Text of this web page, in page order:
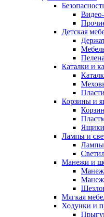
Детская
Каталки и
Корзины и
Ящики
Лампы и
Лампы
Манежи и
Мягкая
Ходунки и